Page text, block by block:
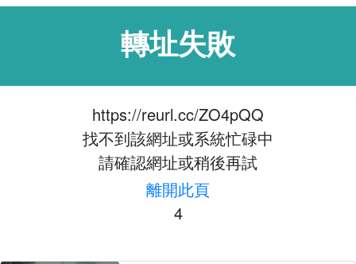
轉址失敗
https://reurl.cc/ZO4pQQ
找不到該網址或系統忙碌中
請確認網址或稍後再試
離開此頁
4